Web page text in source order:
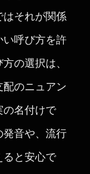
それが関係
呼び方を許
の選択は、
のニュアン
の名付けで
音や、流行
と安心で